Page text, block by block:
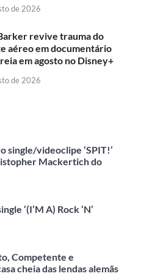
de 2026
revive trauma do
aéreo em documentário
em agosto no Disney+
de 2026
single/videoclipe ‘SPIT!’
Mackertich do
‘(I’M A) Rock ‘N’
Competente e
cheia das lendas alemãs